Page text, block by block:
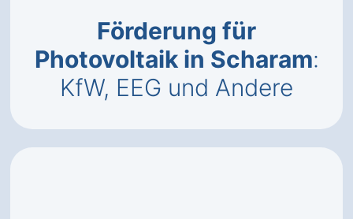
Förderung für
Photovoltaik in Scharam:
KfW, EEG und Andere